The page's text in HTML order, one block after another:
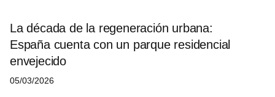
La década de la regeneración urbana:
España cuenta con un parque residencial
envejecido
05/03/2026